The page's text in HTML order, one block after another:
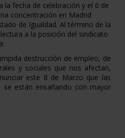
la fecha de celebración y el 6 de
concentración en Madrid
de Igualdad. Al término de la
a la posición del sindicato
destrucción de empleo, de
y sociales que nos afectan,
este 8 de Marzo que las
se están ensañando con mayor